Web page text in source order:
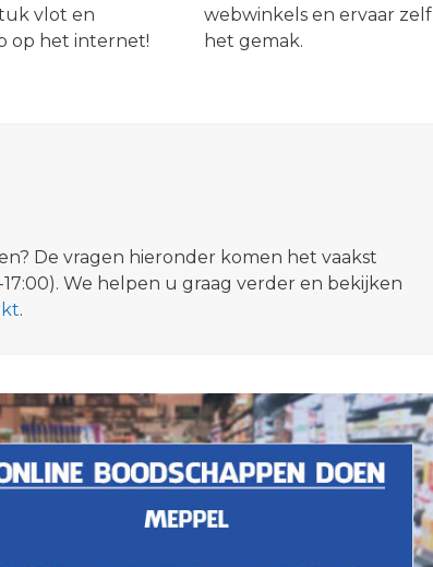
vlot en
op het internet!
webwinkels en ervaar zelf
het gemak.
De vragen hieronder komen het vaakst
We helpen u graag verder en bekijken
.